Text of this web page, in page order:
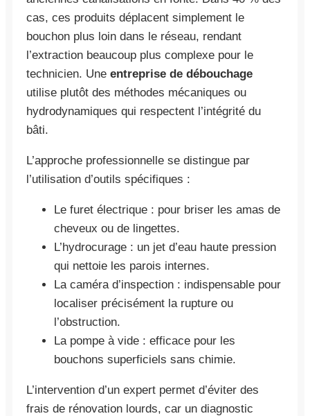
cas, ces produits déplacent simplement le
bouchon plus loin dans le réseau, rendant
l’extraction beaucoup plus complexe pour le
technicien. Une entreprise de débouchage
utilise plutôt des méthodes mécaniques ou
hydrodynamiques qui respectent l’intégrité du
bâti.
L’approche professionnelle se distingue par
l’utilisation d’outils spécifiques :
Le furet électrique : pour briser les amas de
cheveux ou de lingettes.
L’hydrocurage : un jet d’eau haute pression
qui nettoie les parois internes.
La caméra d’inspection : indispensable pour
localiser précisément la rupture ou
l’obstruction.
La pompe à vide : efficace pour les
bouchons superficiels sans chimie.
L’intervention d’un expert permet d’éviter des
frais de rénovation lourds, car un diagnostic